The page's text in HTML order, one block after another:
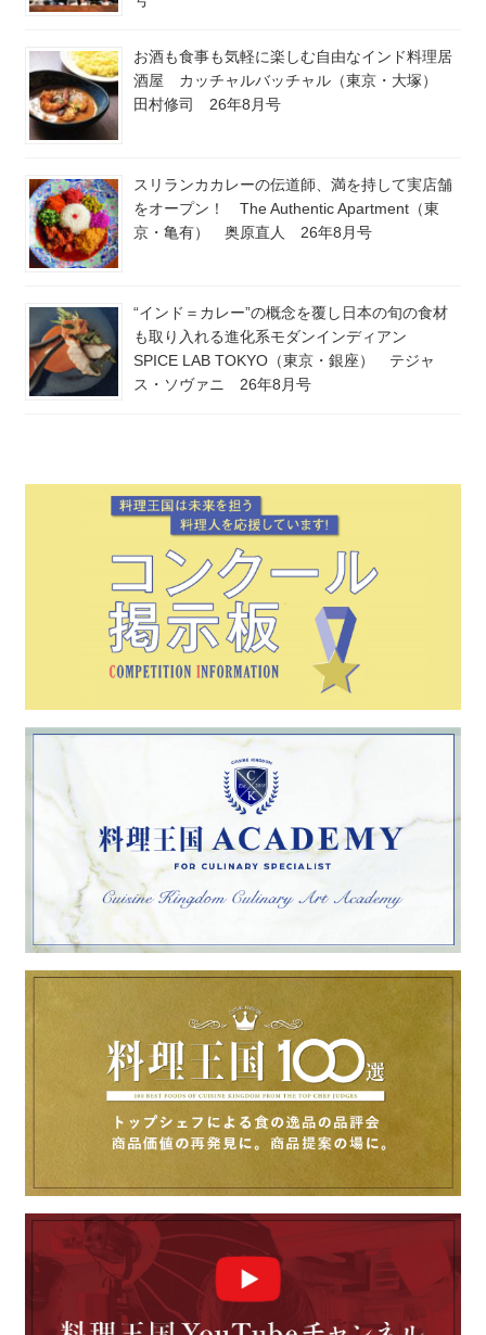
お酒も食事も気軽に楽しむ自由なインド料理居
酒屋 カッチャルバッチャル（東京・大塚）
田村修司 26年8月号
スリランカカレーの伝道師、満を持して実店舗
をオープン！ The Authentic Apartment（東
京・亀有） 奥原直人 26年8月号
“インド＝カレー”の概念を覆し日本の旬の食材
も取り入れる進化系モダンインディアン
SPICE LAB TOKYO（東京・銀座） テジャ
ス・ソヴァニ 26年8月号